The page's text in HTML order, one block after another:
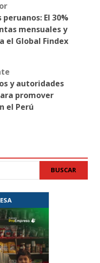
El 30%
mensuales y
el Global Findex
y autoridades
promover
el Perú
BUSCAR